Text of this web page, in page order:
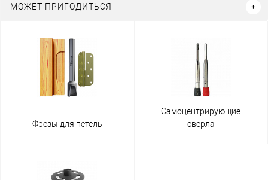
МОЖЕТ ПРИГОДИТЬСЯ
Фрезы для петель
Самоцентрирующие
сверла